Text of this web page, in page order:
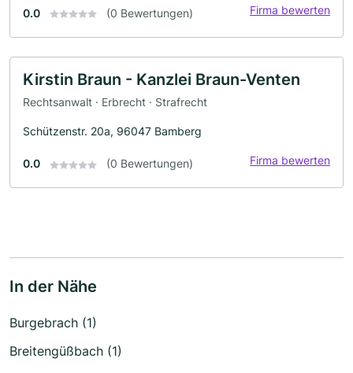
0.0 (0 Bewertungen) Firma bewerten
Kirstin Braun - Kanzlei Braun-Venten
Rechtsanwalt · Erbrecht · Strafrecht
Schützenstr. 20a, 96047 Bamberg
0.0 (0 Bewertungen) Firma bewerten
In der Nähe
Burgebrach (1)
Breitengüßbach (1)